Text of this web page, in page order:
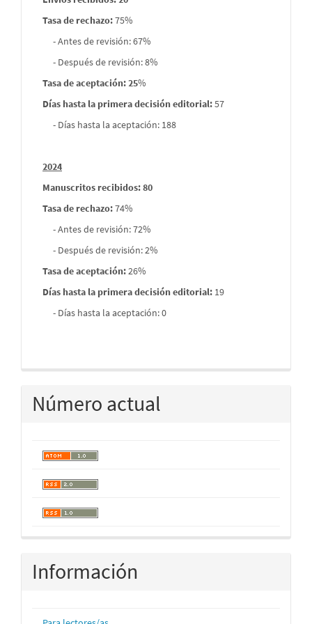
Tasa de rechazo:75%
- Antes de revisión: 67%
- Después de revisión: 8%
Tasa de aceptación: 25%
Días hasta la primera decisión editorial:57
- Días hasta la aceptación: 188
2024
Manuscritos recibidos: 80
Tasa de rechazo:74%
- Antes de revisión: 72%
- Después de revisión: 2%
Tasa de aceptación:26%
Días hasta la primera decisión editorial: 19
- Días hasta la aceptación: 0
Número actual
Información